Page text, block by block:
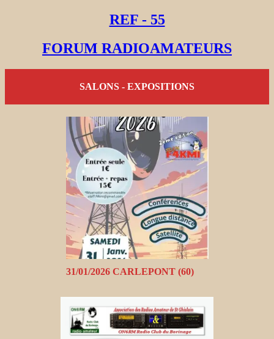
REF - 55
FORUM RADIOAMATEURS
SALONS - EXPOSITIONS
31/01/2026 CARLEPONT (60)